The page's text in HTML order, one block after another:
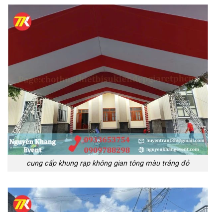
cung cấp khung rạp không gian tông màu trắng đỏ